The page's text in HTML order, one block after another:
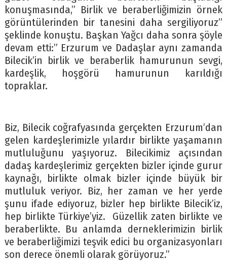
konuşmasında,” Birlik ve beraberliğimizin örnek
görüntülerinden bir tanesini daha sergiliyoruz”
şeklinde konuştu. Başkan Yağcı daha sonra şöyle
devam etti:” Erzurum ve Dadaşlar aynı zamanda
Bilecik’in birlik ve beraberlik hamurunun sevgi,
kardeşlik, hoşgörü hamurunun karıldığı
topraklar.
Biz, Bilecik coğrafyasında gerçekten Erzurum’dan
gelen kardeşlerimizle yılardır birlikte yaşamanın
mutluluğunu yaşıyoruz. Bilecikimiz açısından
dadaş kardeşlerimiz gerçekten bizler içinde gurur
kaynağı, birlikte olmak bizler içinde büyük bir
mutluluk veriyor. Biz, her zaman ve her yerde
şunu ifade ediyoruz, bizler hep birlikte Bilecik’iz,
hep birlikte Türkiye’yiz. Güzellik zaten birlikte ve
beraberlikte. Bu anlamda derneklerimizin birlik
ve beraberliğimizi teşvik edici bu organizasyonları
son derece önemli olarak görüyoruz.”